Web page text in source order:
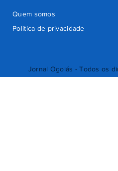
Jornal Ogoiás - Todos os
Quem somos
Política de privacidade